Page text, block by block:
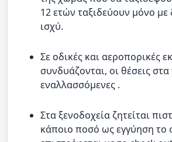
12 ετών ταξιδεύουν μόνο με
ισχύ.
Σε οδικές και αεροπορικές
συνδυάζονται, οι θέσεις
εναλλασσόμενες .
Στα ξενοδοχεία ζητείται
κάποιο ποσό ως εγγύηση το